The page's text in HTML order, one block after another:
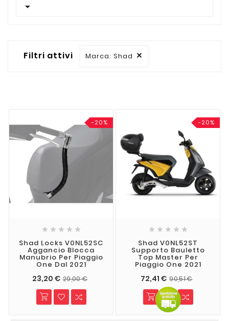

Filtri attivi Marca: Shad 
-20%
    
Shad Locks V0NL52SC
Aggancio Blocca
Manubrio Per Piaggio
One Dal 2021
23,20 € 29,00 €
-20%
    
Shad V0NL52ST
Supporto Bauletto
Top Master Per
Piaggio One 2021
72,41 € 90,51 €